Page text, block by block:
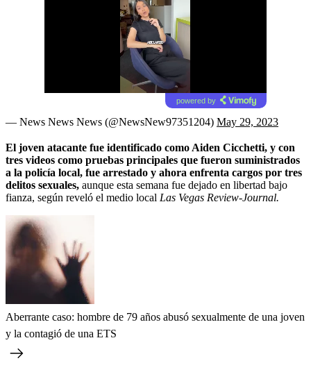
powered by
— News News News (@NewsNew97351204) May 29, 2023
El joven atacante fue identificado como Aiden Cicchetti, y con
tres videos como pruebas principales que fueron suministrados
a la policía local, fue arrestado y ahora enfrenta cargos por tres
delitos sexuales, aunque esta semana fue dejado en libertad bajo
fianza, según reveló el medio local Las Vegas Review-Journal.
Aberrante caso: hombre de 79 años abusó sexualmente de una joven
y la contagió de una ETS